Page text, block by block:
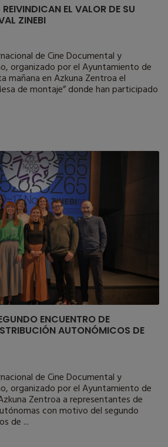
EL VALOR DE SU
ZINEBI
de Cine Documental y
organizado por el Ayuntamiento de
mañana en Azkuna Zentroa el
de montaje” donde han participado
ENCUENTRO DE
AUTONÓMICOS DE
de Cine Documental y
organizado por el Ayuntamiento de
Zentroa a representantes de
con motivo del segundo
de ...